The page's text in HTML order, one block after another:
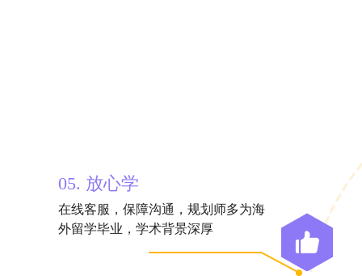
05. 放心学
在线客服，保障沟通，规划师多为海
外留学毕业，学术背景深厚